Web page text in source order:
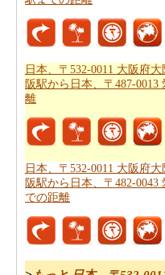
日本、〒532-0011 大阪
新大阪駅から日本、〒
−２２５ 富山駅まで良
どの方を使って日本、〒
中島５丁目１６ 新大阪駅
山市明輪町１−２２５ 富
間は知りたいんですか。
淀川区西中島５丁目１６
富山県富山市明輪町１−
ェックします。
それはあなたの旅のル
日本、〒532-0011 大阪府
阪駅から日本、〒487-
離
日本、〒532-0011 大阪府
阪駅から日本、〒482-
での距離